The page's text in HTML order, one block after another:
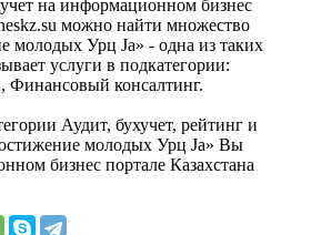
на информационном бизнес
можно найти множество
молодых Урц Ja» - одна из таких
услуги в подкатегории:
Финансовый консалтинг.
Аудит, бухучет, рейтинг и
молодых Урц Ja» Вы
бизнес портале Казахстана